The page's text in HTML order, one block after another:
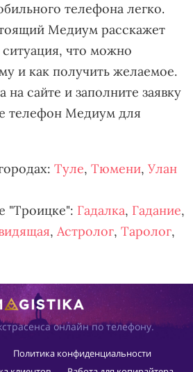
телефона легко.
Медиум расскажет
ситуация, что можно
и как получить желаемое.
на сайте и заполните заявку
телефон Медиум для
Туле, Тюмени, Улан
"Троицке": Гадалка, Гадание,
, Астролог, Таролог,
онлайн по телефону.
Политика конфиденциальности